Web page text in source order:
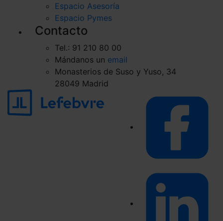
Espacio Asesoría
Espacio Pymes
Contacto
Tel.: 91 210 80 00
Mándanos un email
Monasterios de Suso y Yuso, 34
28049 Madrid